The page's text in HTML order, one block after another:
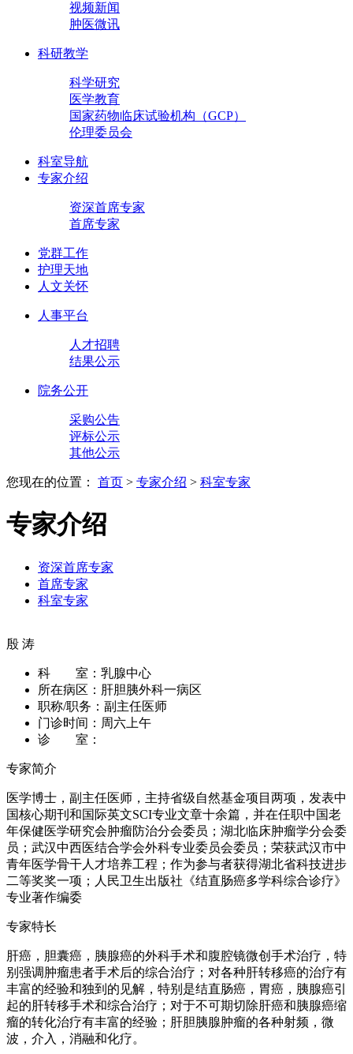
视频新闻
肿医微讯
科研教学
科学研究
医学教育
国家药物临床试验机构（GCP）
伦理委员会
科室导航
专家介绍
资深首席专家
首席专家
党群工作
护理天地
人文关怀
人事平台
人才招聘
结果公示
院务公开
采购公告
评标公示
其他公示
您现在的位置： 首页 > 专家介绍 > 科室专家
专家介绍
资深首席专家
首席专家
科室专家
殷 涛
科 室： 乳腺中心
所在病区： 肝胆胰外科一病区
职称/职务： 副主任医师
门诊时间： 周六上午
诊 室：
专家简介
医学博士，副主任医师，主持省级自然基金项目两项，发表中
国核心期刊和国际英文SCI专业文章十余篇，并在任职中国老
年保健医学研究会肿瘤防治分会委员；湖北临床肿瘤学分会委
员；武汉中西医结合学会外科专业委员会委员；荣获武汉市中
青年医学骨干人才培养工程；作为参与者获得湖北省科技进步
二等奖奖一项；人民卫生出版社《结直肠癌多学科综合诊疗》
专业著作编委
专家特长
肝癌，胆囊癌，胰腺癌的外科手术和腹腔镜微创手术治疗，特
别强调肿瘤患者手术后的综合治疗；对各种肝转移癌的治疗有
丰富的经验和独到的见解，特别是结直肠癌，胃癌，胰腺癌引
起的肝转移手术和综合治疗；对于不可期切除肝癌和胰腺癌缩
瘤的转化治疗有丰富的经验；肝胆胰腺肿瘤的各种射频，微
波，介入，消融和化疗。